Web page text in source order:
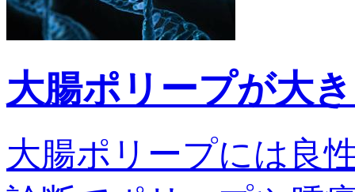
大腸ポリープが大
大腸ポリープには良